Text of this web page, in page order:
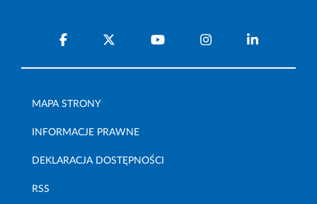
MAPA STRONY
INFORMACJE PRAWNE
DEKLARACJA DOSTĘPNOŚCI
RSS